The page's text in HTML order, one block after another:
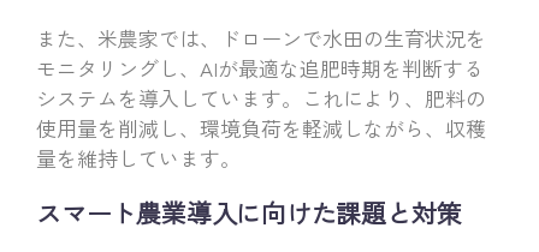
また、米農家では、ドローンで水田の生育状況を
モニタリングし、AIが最適な追肥時期を判断する
システムを導入しています。これにより、肥料の
使用量を削減し、環境負荷を軽減しながら、収穫
量を維持しています。
スマート農業導入に向けた課題と対策